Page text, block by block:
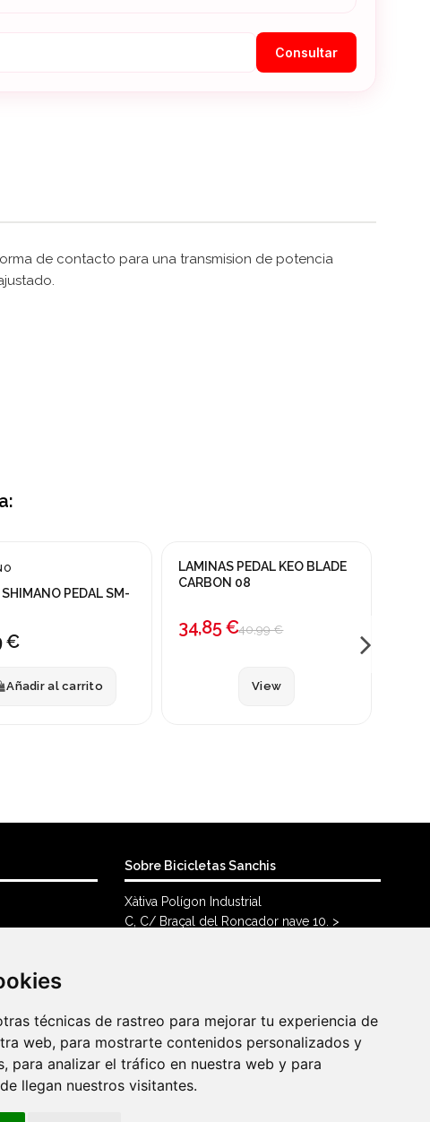
técnicas de rastreo para mejorar tu experiencia de
web, para mostrarte contenidos personalizados y
para analizar el tráfico en nuestra web y para
llegan nuestros visitantes.
técnicas de rastreo para mejorar tu experiencia de
web, para mostrarte contenidos personalizados y
para analizar el tráfico en nuestra web y para
llegan nuestros visitantes.
Consultar
de contacto para una transmision de potencia
PEDAL SM-
€
Añadir al carrito
-15%
LAMINAS PEDAL KEO BLADE
CARBON 08
34,85 €40,99 €
View
Sobre Bicicletas Sanchis
Xàtiva Polígon Industrial
C, C/ Braçal del Roncador nave 10. >